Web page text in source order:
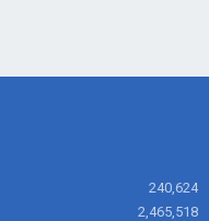
240,624
2,465,518